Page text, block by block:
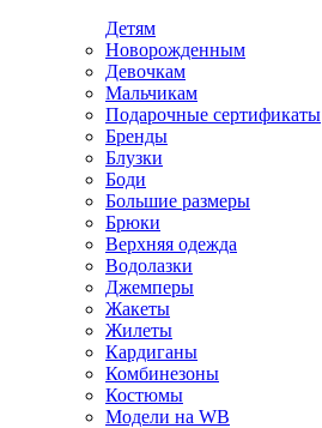
Детям
Новорожденным
Девочкам
Мальчикам
Подарочные сертификаты
Бренды
Блузки
Боди
Большие размеры
Брюки
Верхняя одежда
Водолазки
Джемперы
Жакеты
Жилеты
Кардиганы
Комбинезоны
Костюмы
Модели на WB